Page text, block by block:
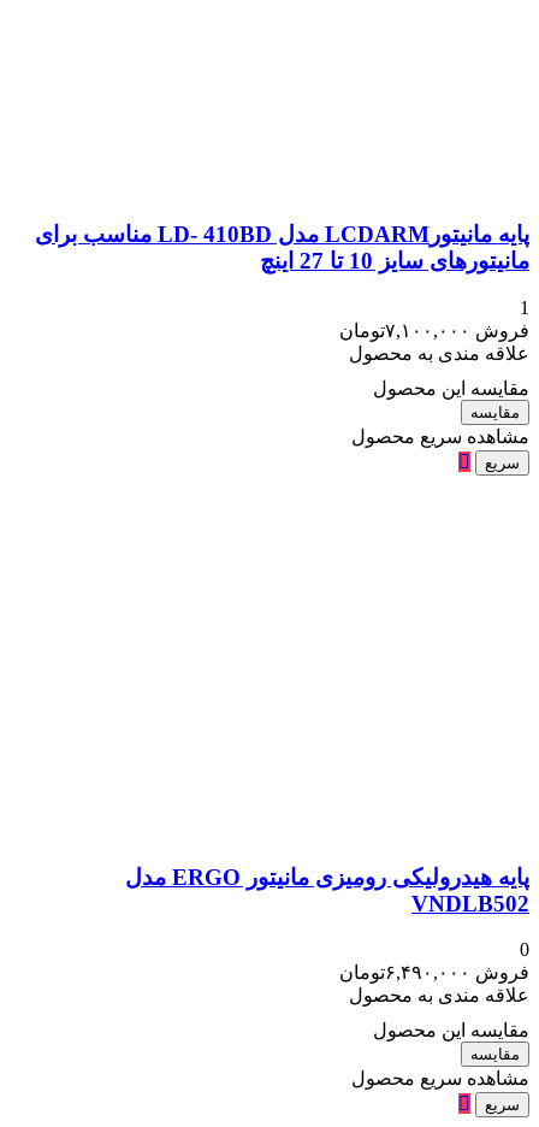
پایه مانیتورLCDARM مدل LD- 410BD مناسب برای
مانیتورهای سایز 10 تا 27 اینچ
1
فروش ۷,۱۰۰,۰۰۰تومان
علاقه مندی به محصول
مقایسه این محصول
مقایسه
مشاهده سریع محصول
سریع
پایه هیدرولیکی رومیزی مانیتور ERGO مدل
VNDLB502
0
فروش ۶,۴۹۰,۰۰۰تومان
علاقه مندی به محصول
مقایسه این محصول
مقایسه
مشاهده سریع محصول
سریع